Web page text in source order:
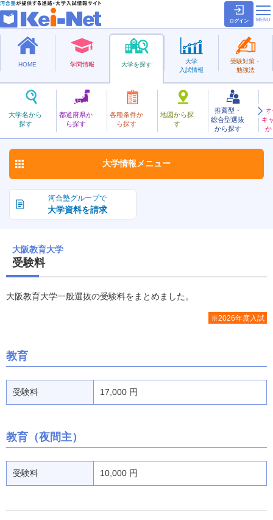
ログイン
HOME 学問情報 大学を探す
大学名から
探す
都道府県か
ら探す
各種条件か
ら探す
地図から探
す
推薦型・
総合型選抜
から探す
キ
か
大学
入試情報
受験対策・
勉強法
国立
おおさかきょういく
大阪教育大学 お気に入り
河合塾グループで
大学資料を請求
大学情報 メニュー
大阪教育大学
受験料
大阪教育大学一般選抜の受験料をまとめました。
※2026年度入試
教育
受験料 17,000 円
教育（夜間主）
受験料 10,000 円